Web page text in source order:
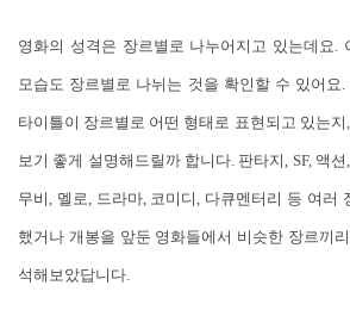
영화의 성격은 장르별로 나누어지고 있는데요.
모습도 장르별로 나뉘는 것을 확인할 수 있어요
타이틀이 장르별로 어떤 형태로 표현되고 있는
보기 좋게 설명해드릴까 합니다. 판타지, SF, 액
무비, 멜로, 드라마, 코미디, 다큐멘터리 등 여러
했거나 개봉을 앞둔 영화들에서 비슷한 장르끼
석해보았답니다.